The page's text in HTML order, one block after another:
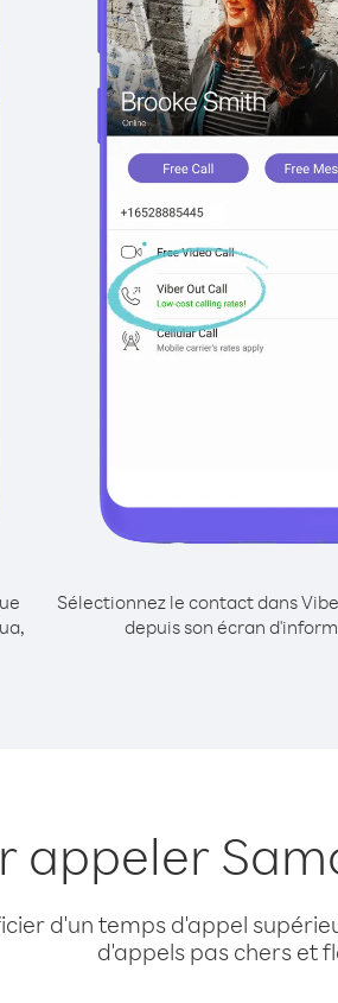
Sélectionnez le contact dans
depuis son écran
appeler
d'un temps d'appel
d'appels pas chers et